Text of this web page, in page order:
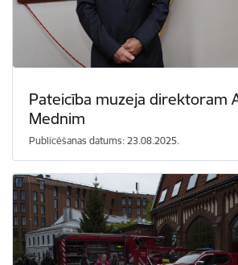
Pateicība muzeja direktoram
Mednim
Publicēšanas datums: 23.08.2025.